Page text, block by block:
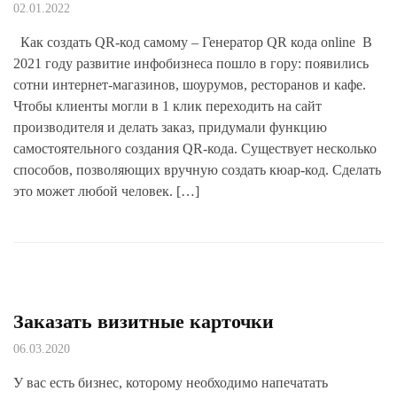
02.01.2022
Как создать QR-код самому – Генератор QR кода online В
2021 году развитие инфобизнеса пошло в гору: появились
сотни интернет-магазинов, шоурумов, ресторанов и кафе.
Чтобы клиенты могли в 1 клик переходить на сайт
производителя и делать заказ, придумали функцию
самостоятельного создания QR-кода. Существует несколько
способов, позволяющих вручную создать кюар-код. Сделать
это может любой человек. […]
Заказать визитные карточки
06.03.2020
У вас есть бизнес, которому необходимо напечатать